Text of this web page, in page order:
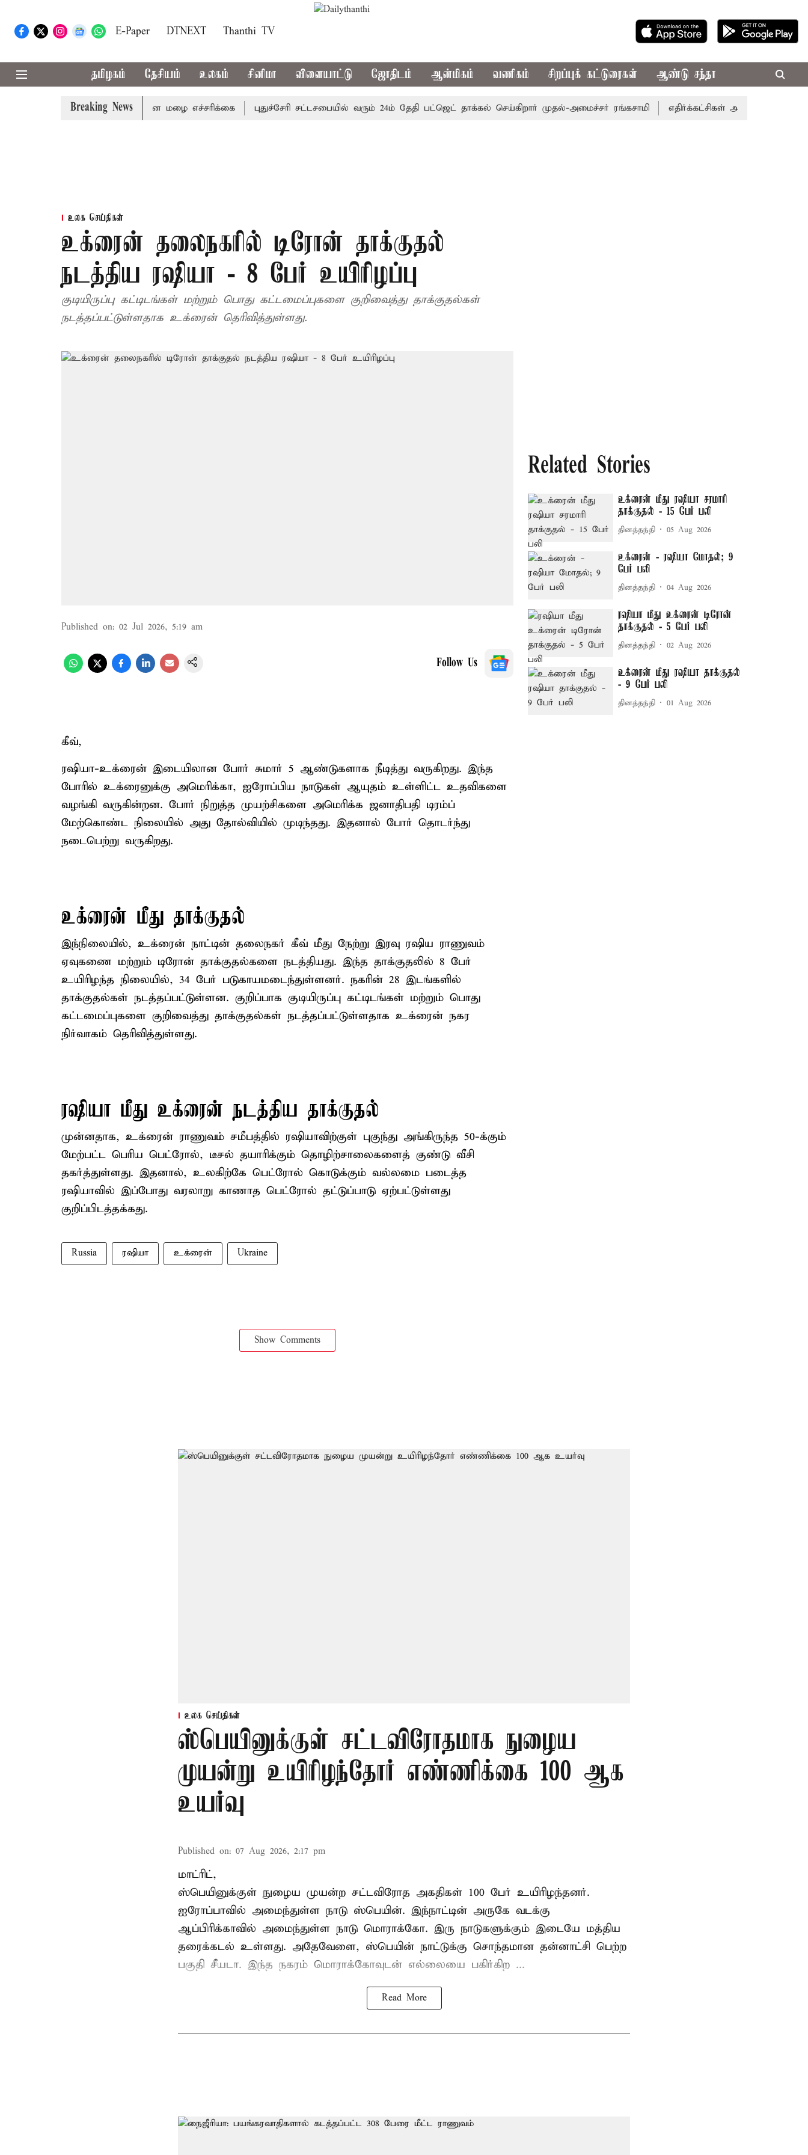
E-Paper DTNEXT Thanthi TV
தமிழகம் தேசியம் உலகம் சினிமா விளையாட்டு ஜோதிடம் ஆன்மிகம் வணிகம் சிறப்புக் கட்டுரைகள் ஆண்டு சந்தா
Breaking News
ஆகிய மாவட்டங்களுக்கு கன மழை எச்சரிக்கை புதுச்சேரி சட்டசபையில் வரும் 24ம் தேதி பட்ஜெட் தாக்கல் செய்கிறார் முதல்-அமைச்சர் ரங்கசாமி எதிர்க்கட்சிகள் அமளி: நாடாளுமன்ற
உலக செய்திகள்
உக்ரைன் தலைநகரில் டிரோன் தாக்குதல்
நடத்திய ரஷியா - 8 பேர் உயிரிழப்பு
குடியிருப்பு கட்டிடங்கள் மற்றும் பொது கட்டமைப்புகளை குறிவைத்து தாக்குதல்கள்
நடத்தப்பட்டுள்ளதாக உக்ரைன் தெரிவித்துள்ளது.
Published on: 02 Jul 2026, 5:19 am
Follow Us
கீவ்,
ரஷியா-உக்ரைன் இடையிலான போர் சுமார் 5 ஆண்டுகளாக நீடித்து வருகிறது. இந்த
போரில் உக்ரைனுக்கு அமெரிக்கா, ஐரோப்பிய நாடுகள் ஆயுதம் உள்ளிட்ட உதவிகளை
வழங்கி வருகின்றன. போர் நிறுத்த முயற்சிகளை அமெரிக்க ஜனாதிபதி டிரம்ப்
மேற்கொண்ட நிலையில் அது தோல்வியில் முடிந்தது. இதனால் போர் தொடர்ந்து
நடைபெற்று வருகிறது.
உக்ரைன் மீது தாக்குதல்
இந்நிலையில், உக்ரைன் நாட்டின் தலைநகர் கீவ் மீது நேற்று இரவு ரஷிய ராணுவம்
ஏவுகணை மற்றும் டிரோன் தாக்குதல்களை நடத்தியது. இந்த தாக்குதலில் 8 பேர்
உயிரிழந்த நிலையில், 34 பேர் படுகாயமடைந்துள்ளனர். நகரின் 28 இடங்களில்
தாக்குதல்கள் நடத்தப்பட்டுள்ளன. குறிப்பாக குடியிருப்பு கட்டிடங்கள் மற்றும் பொது
கட்டமைப்புகளை குறிவைத்து தாக்குதல்கள் நடத்தப்பட்டுள்ளதாக உக்ரைன் நகர
நிர்வாகம் தெரிவித்துள்ளது.
ரஷியா மீது உக்ரைன் நடத்திய தாக்குதல்
முன்னதாக, உக்ரைன் ராணுவம் சமீபத்தில் ரஷியாவிற்குள் புகுந்து அங்கிருந்த 50-க்கும்
மேற்பட்ட பெரிய பெட்ரோல், டீசல் தயாரிக்கும் தொழிற்சாலைகளைத் குண்டு வீசி
தகர்த்துள்ளது. இதனால், உலகிற்கே பெட்ரோல் கொடுக்கும் வல்லமை படைத்த
ரஷியாவில் இப்போது வரலாறு காணாத பெட்ரோல் தட்டுப்பாடு ஏற்பட்டுள்ளது
குறிப்பிடத்தக்கது.
Russia ரஷியா உக்ரைன் Ukraine
Show Comments
Related Stories
உக்ரைன் மீது ரஷியா சரமாரி
தாக்குதல் - 15 பேர் பலி
தினத்தந்தி 05 Aug 2026
உக்ரைன் - ரஷியா மோதல்; 9
பேர் பலி
தினத்தந்தி 04 Aug 2026
ரஷியா மீது உக்ரைன் டிரோன்
தாக்குதல் - 5 பேர் பலி
தினத்தந்தி 02 Aug 2026
உக்ரைன் மீது ரஷியா தாக்குதல்
- 9 பேர் பலி
தினத்தந்தி 01 Aug 2026
உலக செய்திகள்
ஸ்பெயினுக்குள் சட்டவிரோதமாக நுழைய
முயன்று உயிரிழந்தோர் எண்ணிக்கை 100 ஆக
உயர்வு
Published on: 07 Aug 2026, 2:17 pm
மாட்ரிட்,
ஸ்பெயினுக்குள் நுழைய முயன்ற சட்டவிரோத அகதிகள் 100 பேர் உயிரிழந்தனர்.
ஐரோப்பாவில் அமைந்துள்ள நாடு ஸ்பெயின். இந்நாட்டின் அருகே வடக்கு
ஆப்பிரிக்காவில் அமைந்துள்ள நாடு மொராக்கோ. இரு நாடுகளுக்கும் இடையே மத்திய
தரைக்கடல் உள்ளது. அதேவேளை, ஸ்பெயின் நாட்டுக்கு சொந்தமான தன்னாட்சி பெற்ற
பகுதி சீயடா. இந்த நகரம் மொராக்கோவுடன் எல்லையை பகிர்கிற ...
Read More